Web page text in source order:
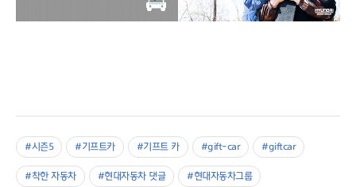
#시즌5 #기프트카 #기프트 카 #gift-car #giftcar
#착한 자동차 #현대자동차 댓글 #현대자동차그룹